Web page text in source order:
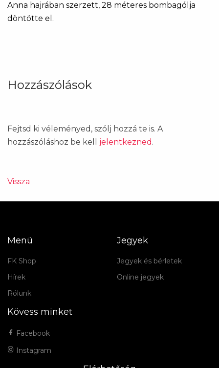
Anna hajrában szerzett, 28 méteres bombagólja
döntötte el.
Hozzászólások
Fejtsd ki véleményed, szólj hozzá te is. A
hozzászóláshoz be kell jelentkezned .
Vissza
Menü
FK Shop
Hírek
Rólunk
Jegyek
Jegyek és bérletek
Online jegyek
Kövess minket
Facebook
Instagram